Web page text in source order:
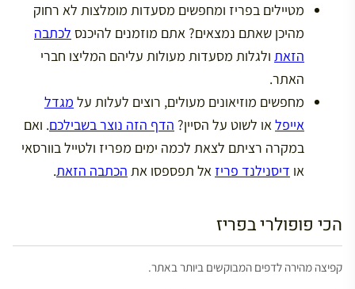
מטיילים בפריז ומחפשים מסעדות מומלצות לא רחוק
מהיכן שאתם נמצאים? אתם מוזמנים להיכנס לכתבה
הזאת ולגלות מסעדות מעולות עליהם המליצו חברי
האתר.
מחפשים מוזיאונים מעולים, רוצים לעלות על מגדל
אייפלאו לשוט על הסיין? הדף הזה נוצר בשבילכם. ואם
במקרה רציתם לצאת לכמה ימים מפריז ולטייל בוורסאי
או דיסנילנד פריז אל תפספסו את הכתבה הזאת.
הכי פופולרי בפריז
קפיצה מהירה לדפים המבוקשים ביותר באתר.